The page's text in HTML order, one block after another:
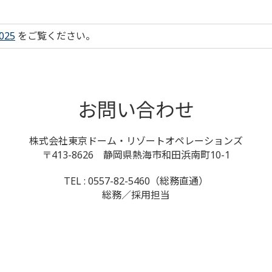
をご覧ください。
お問い合わせ
株式会社東京ドーム・リゾートオペレーションズ
〒413-8626 静岡県熱海市和田浜南町10-1
TEL : 0557-82-5460（総務直通）
総務／採用担当